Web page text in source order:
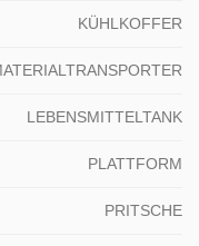
KÜHLKOFFER
LEBENSMITTELTANK
PLATTFORM
PRITSCHE